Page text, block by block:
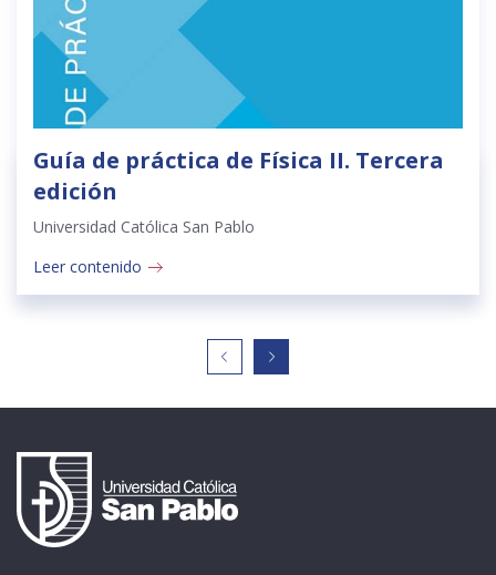
Guía de práctica de Física II. Tercera
edición
Universidad Católica San Pablo
Leer contenido